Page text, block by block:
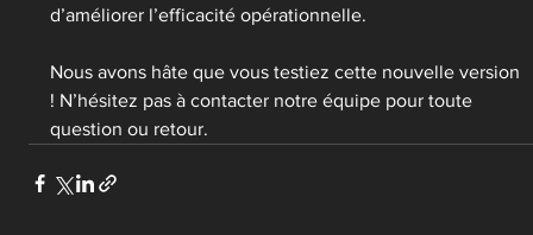
d’améliorer l’efficacité opérationnelle.
Nous avons hâte que vous testiez cette nouvelle version
! N’hésitez pas à contacter notre équipe pour toute
question ou retour.